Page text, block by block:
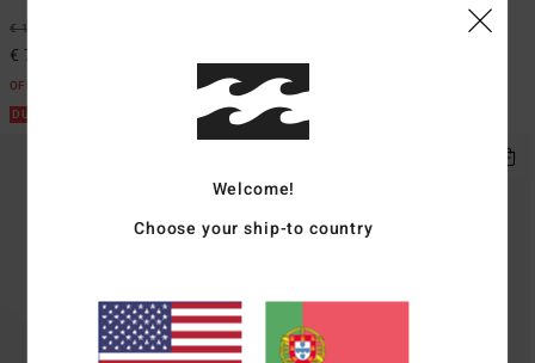
€ 119,95
€ 75,57
OFERTAS
DUPLA PROMO 10%
OFERTAS
DUPLA PROMO 10%
Welcome!
Choose your ship-to country